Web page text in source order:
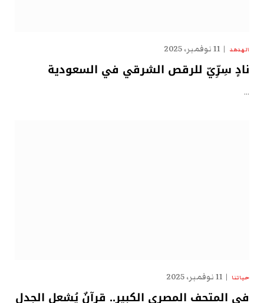
الهدهد 11 نوفمبر، 2025
نادٍ سِرِّيّ للرقص الشرقي في السعودية
…
حياتنا 11 نوفمبر، 2025
في المتحف المصري الكبير.. قرآنٌ يُشعل الجدل